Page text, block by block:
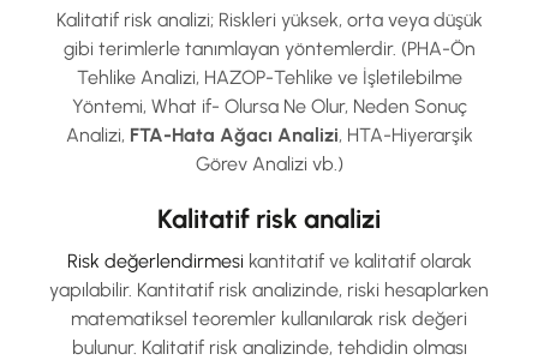
Kalitatif risk analizi; Riskleri yüksek, orta veya düşük
gibi terimlerle tanımlayan yöntemlerdir. (PHA-Ön
Tehlike Analizi, HAZOP-Tehlike ve İşletilebilme
Yöntemi, What if- Olursa Ne Olur, Neden Sonuç
Analizi, FTA-Hata Ağacı Analizi, HTA-Hiyerarşik
Görev Analizi vb.)
Kalitatif risk analizi
Risk değerlendirmesi kantitatif ve kalitatif olarak
yapılabilir. Kantitatif risk analizinde, riski hesaplarken
matematiksel teoremler kullanılarak risk değeri
bulunur. Kalitatif risk analizinde, tehdidin olması